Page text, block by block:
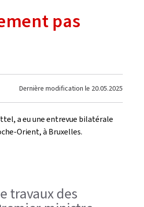
pas
Dernière modification le 20.05.2025
a eu une entrevue bilatérale
Orient, à Bruxelles.
travaux des